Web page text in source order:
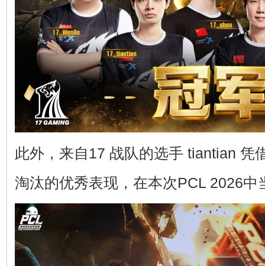
此外，来自17 战队的选手 tiantian 凭
淘汰的优秀表现，在本次PCL 2026中